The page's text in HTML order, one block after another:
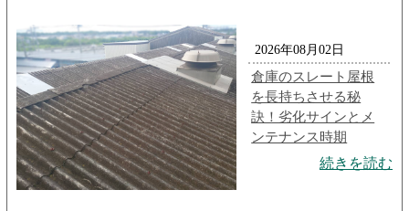
2026年08月02日
倉庫のスレート屋根
を長持ちさせる秘
訣！劣化サインとメ
ンテナンス時期
続きを読む